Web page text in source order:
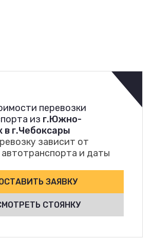
перевозки
из г.Южно-
в г.Чебоксары
зависит от
автотранспорта и даты
ЗАЯВКУ
СТОЯНКУ